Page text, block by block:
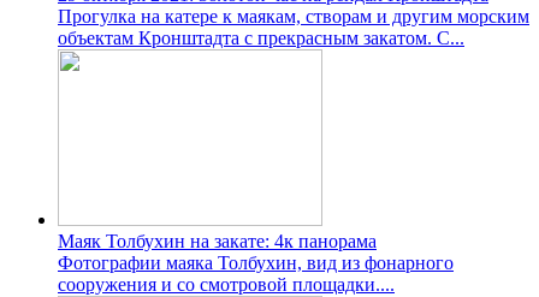
Прогулка на катере к маякам, створам и другим морским
объектам Кронштадта с прекрасным закатом. С...
Маяк Толбухин на закате: 4к панорама
Фотографии маяка Толбухин, вид из фонарного
сооружения и со смотровой площадки....